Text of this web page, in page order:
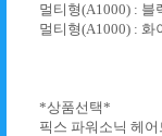
멀티형(A1000) : 블
멀티형(A1000) : 화
*상품선택*
픽스 파워소닉 헤